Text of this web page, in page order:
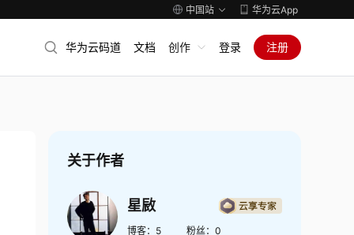
中国站 华为云App
华为云码道 文档 创作 登录 注册
关于作者
星敐
博客： 5 粉丝： 0